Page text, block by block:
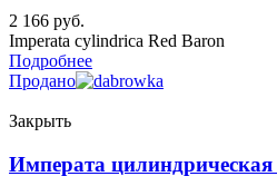
2 166 руб.
Imperata cylindrica Red Baron
Подробнее
Продано
Закрыть
Императа